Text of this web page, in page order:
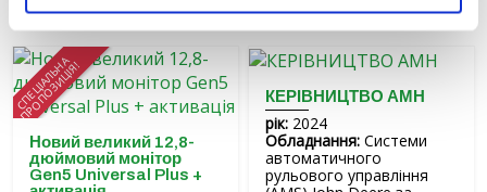
СПЕЦІАЛЬНА
ПРОПОЗИЦІЯ!
Новий великий 12,8-
дюймовий монітор
Gen5 Universal Plus +
КЕРІВНИЦТВО АМН
рік: 2024
Обладнання: Системи
автоматичного
рульового управління